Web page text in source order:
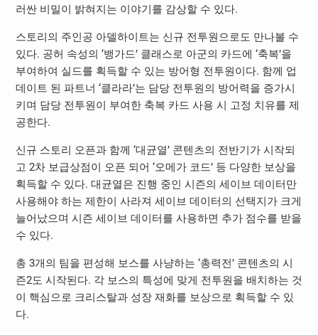
러싼 비밀이 밝혀지는 이야기를 감상할 수 있다.
스토리의 주인공 아델하이트는 신규 전투원으로도 만나볼 수
있다. 공허 속성의 ‘뱅가드’ 클래스로 아군의 카드에 ‘축복’을
부여하여 실드를 획득할 수 있는 방어형 전투원이다. 함께 업
데이트 된 파트너 ‘클라라’는 담당 전투원의 방어력을 증가시
키며 담당 전투원이 부여한 축복 카드 사용 시 고정 치유를 제
공한다.
신규 스토리 오픈과 함께 ‘대균열’ 콘텐츠의 전반기가 시작되
고 2차 보급상점이 오픈 되어 ‘오메가 코드’ 등 다양한 보상을
획득할 수 있다. 대균열은 진행 중인 시즌의 세이브 데이터만
사용해야 하는 제한이 사라져 세이브 데이터의 선택지가 크게
늘어났으며 시즌 세이브 데이터를 사용하면 추가 점수를 받을
수 있다.
총 3개의 팀을 편성해 보스를 사냥하는 ‘총력전’ 콘텐츠의 시
즌2도 시작된다. 각 보스의 특성에 맞게 전투원을 배치하는 것
이 핵심으로 크리스탈과 성장 재화를 보상으로 획득할 수 있
다.